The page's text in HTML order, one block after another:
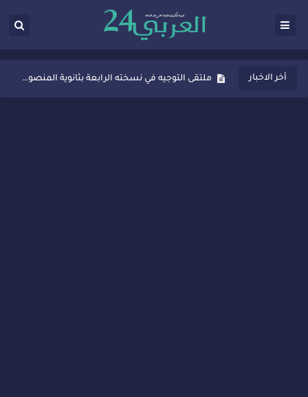
أخر الاخبار
ثانوية المنصور الذهبي بسيدي قاسم تُعزّز ثقافة التوجيه المدرسي بمبادرة نوعية تجمع بين التفاعل والتكريم
ملتقى التوجيه في نسخته الرابعة بثانوية المنصور الذهبي بسيدي قاسم